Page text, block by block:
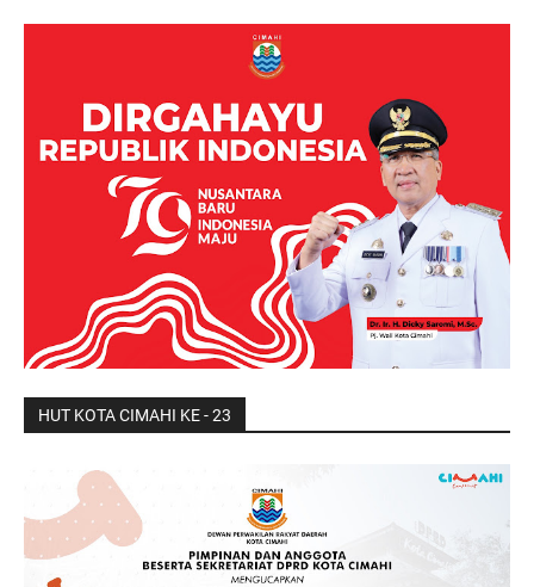
HUT KOTA CIMAHI KE - 23